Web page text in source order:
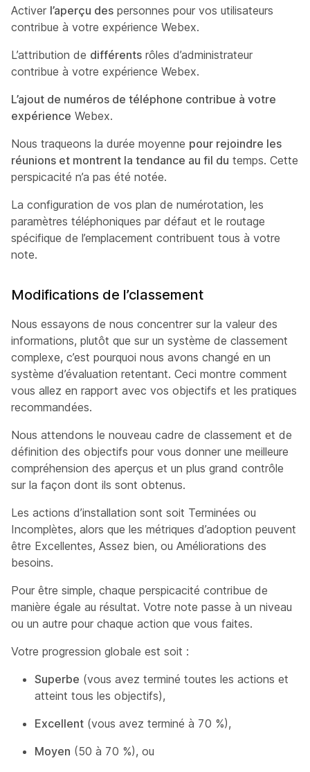
Activer l’aperçu des personnes pour vos utilisateurs
contribue à votre expérience Webex.
L’attribution de différents rôles d’administrateur
contribue à votre expérience Webex.
L’ajout de numéros de téléphone contribue à votre
expérience Webex.
Nous traqueons la durée moyenne pour rejoindre les
réunions et montrent la tendance au fil du temps. Cette
perspicacité n’a pas été notée.
La configuration de vos plan de numérotation, les
paramètres téléphoniques par défaut et le routage
spécifique de l’emplacement contribuent tous à votre
note.
Modifications de l’classement
Nous essayons de nous concentrer sur la valeur des
informations, plutôt que sur un système de classement
complexe, c’est pourquoi nous avons changé en un
système d’évaluation retentant. Ceci montre comment
vous allez en rapport avec vos objectifs et les pratiques
recommandées.
Nous attendons le nouveau cadre de classement et de
définition des objectifs pour vous donner une meilleure
compréhension des aperçus et un plus grand contrôle
sur la façon dont ils sont obtenus.
Les actions d’installation sont soit Terminées ou
Incomplètes, alors que les métriques d’adoption peuvent
être Excellentes, Assez bien, ou Améliorations des
besoins.
Pour être simple, chaque perspicacité contribue de
manière égale au résultat. Votre note passe à un niveau
ou un autre pour chaque action que vous faites.
Votre progression globale est soit :
Superbe (vous avez terminé toutes les actions et
atteint tous les objectifs),
Excellent (vous avez terminé à 70 %),
Moyen (50 à 70 %), ou